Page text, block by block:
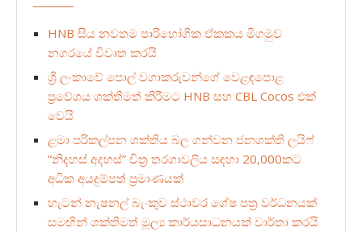
HNB සිය නවතම පාරිභෝගික ඒකකය මීගමුව
නගරයේ විවෘත කරයි
ශ්‍රී ලංකාවේ පොල් වගාකරුවන්ගේ වෙළඳපොළ
ප්‍රවේශය ශක්තිමත් කිරීමට HNB සහ CBL Cocos එක්
වෙයි
ළමා පරිකල්පන ශක්තිය බල ගන්වන ජනශක්ති ලයිෆ්
“නිදහස් අදහස්” චිත්‍ර තරගාවලිය සඳහා 20,000කට
අධික අයදුම්පත්‍ ප්‍රමාණයක්
හැටන් නැෂනල් බැංකුව ස්ථාවර ශේෂ පත්‍ර වර්ධනයක්
සමඟින් ශක්තිමත් මූල්‍ය කාර්යසාධනයක් වාර්තා කරයි